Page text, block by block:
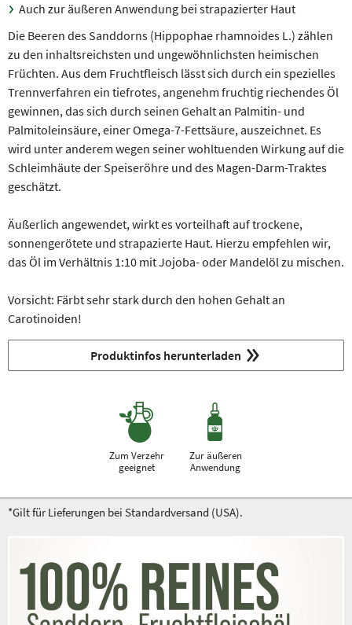
Auch zur äußeren Anwendung bei strapazierter Haut
Die Beeren des Sanddorns (Hippophae rhamnoides L.) zählen
zu den inhaltsreichsten und ungewöhnlichsten heimischen
Früchten. Aus dem Fruchtfleisch lässt sich durch ein spezielles
Trennverfahren ein tiefrotes, angenehm fruchtig riechendes Öl
gewinnen, das sich durch seinen Gehalt an Palmitin- und
Palmitoleinsäure, einer Omega-7-Fettsäure, auszeichnet. Es
wird unter anderem wegen seiner wohltuenden Wirkung auf die
Schleimhäute der Speiseröhre und des Magen-Darm-Traktes
geschätzt.
Äußerlich angewendet, wirkt es vorteilhaft auf trockene,
sonnengerötete und strapazierte Haut. Hierzu empfehlen wir,
das Öl im Verhältnis 1:10 mit Jojoba- oder Mandelöl zu mischen.
Vorsicht: Färbt sehr stark durch den hohen Gehalt an
Carotinoiden!
Produktinfos herunterladen
Zum Verzehr
geeignet
Zur äußeren
Anwendung
*Gilt für Lieferungen bei Standardversand (USA).